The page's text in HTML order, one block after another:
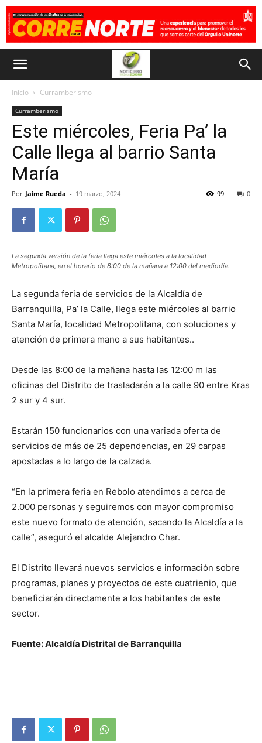
Inicio Curramberismo
Curramberismo
Este miércoles, Feria Pa’ la
Calle llega al barrio Santa
María
Por Jaime Rueda - 19 marzo, 2024 0
99
La segunda versión de la feria llega este miércoles a la localidad
Metropolitana, en el horario de 8:00 de la mañana a 12:00 del mediodía.
La segunda feria de servicios de la Alcaldía de
Barranquilla, Pa’ la Calle, llega este miércoles al barrio
Santa María, localidad Metropolitana, con soluciones y
atención de primera mano a sus habitantes..
Desde las 8:00 de la mañana hasta las 12:00 m las
oficinas del Distrito de trasladarán a la calle 90 entre Kras
2 sur y 4 sur.
Estarán 150 funcionarios con una variada oferta de
servicios de más de 25 dependencias, en 29 carpas
apostadas a lo largo de la calzada.
“En la primera feria en Rebolo atendimos a cerca de
2.000 personas y seguiremos con mayor compromiso
este nuevo formato de atención, sacando la Alcaldía a la
calle”, aseguró el alcalde Alejandro Char.
El Distrito llevará nuevos servicios e información sobre
programas, planes y proyectos de este cuatrienio, que
beneficiarán directamente a los habitantes de este
sector.
Fuente: Alcaldía Distrital de Barranquilla